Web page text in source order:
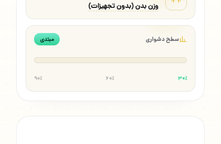
وزن بدن (بدون تجهیزات)
سطح دشواری مبتدی
۳۰٪ ۶۰٪ ۹۰٪